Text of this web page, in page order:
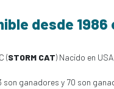
desde 1986
(STORM CAT) Nacido en
ganadores y 70 son